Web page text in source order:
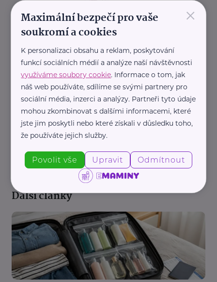
Další články
×
Maximální bezpečí pro vaše
soukromí a cookies
K personalizaci obsahu a reklam, poskytování
funkcí sociálních médií a analýze naší návštěvnosti
využíváme soubory cookie. Informace o tom, jak
náš web používáte, sdílíme se svými partnery pro
sociální média, inzerci a analýzy. Partneři tyto údaje
mohou zkombinovat s dalšími informacemi, které
jste jim poskytli nebo které získali v důsledku toho,
že používáte jejich služby.
Povolit vše Upravit Odmítnout